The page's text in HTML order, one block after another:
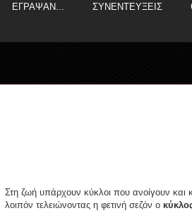
ΕΓΡΑΨΑΝ... ΣΥΝΕΝΤΕΥΞΕΙΣ
Στη ζωή υπάρχουν κύκλοι που ανοίγουν και
λοιπόν τελειώνοντας η φετινή σεζόν ο